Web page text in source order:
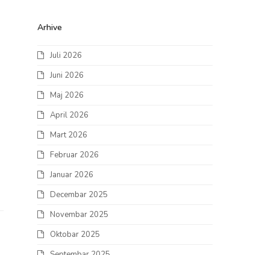
Arhive
Juli 2026
Juni 2026
Maj 2026
April 2026
Mart 2026
Februar 2026
Januar 2026
Decembar 2025
Novembar 2025
Oktobar 2025